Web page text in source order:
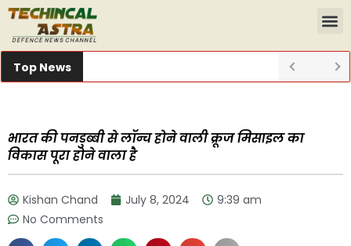
Top News
भारत की पनडुब्बी से लॉन्च होने वाली क्रूज मिसाइल का
विकास पूरा होने वाला है
Kishan Chand July 8, 2024
9:39 am
No Comments